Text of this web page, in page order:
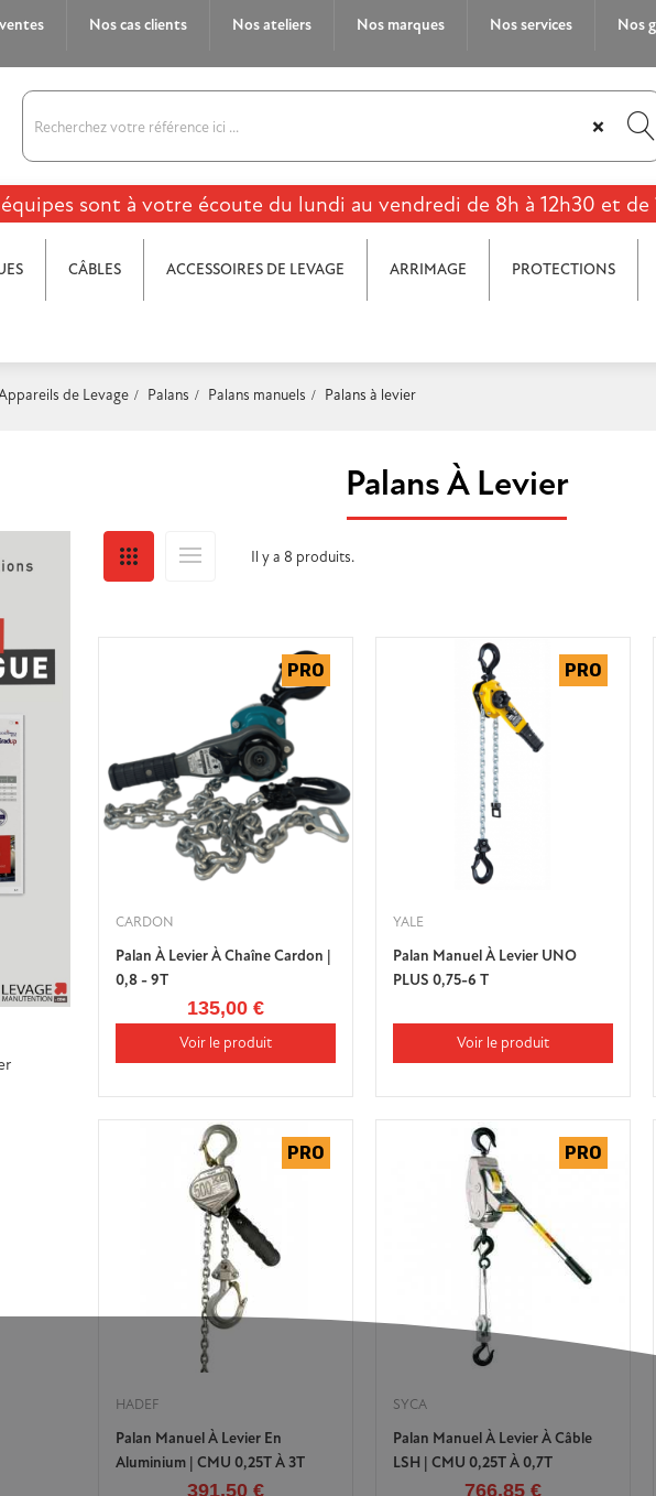
Nos cas clients Nos ateliers Nos marques Nos services Nos
×
sont à votre écoute du lundi au vendredi de 8h à 12h30 et de
CÂBLES ACCESSOIRES DE LEVAGE ARRIMAGE PROTECTIONS
de Levage Palans Palans manuels Palans à levier
Palans À Levier
Il y a 8 produits.
CARDON
Palan À Levier À Chaîne Cardon |
0,8 - 9T
135,00 €
Voir le produit
YALE
Palan Manuel À Levier UNO
PLUS 0,75-6 T
Voir le produit
HADEF
Palan Manuel À Levier En
Aluminium | CMU 0,25T À 3T
391,50 €
SYCA
Palan Manuel À Levier À Câble
LSH | CMU 0,25T À 0,7T
766,85 €